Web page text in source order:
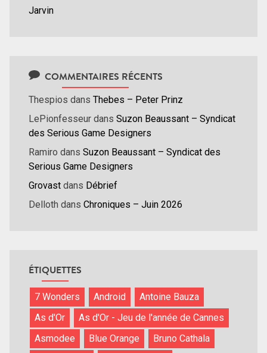
Jarvin
COMMENTAIRES RÉCENTS
Thespios dans Thebes – Peter Prinz
LePionfesseur dans Suzon Beaussant – Syndicat
des Serious Game Designers
Ramiro dans Suzon Beaussant – Syndicat des
Serious Game Designers
Grovast dans Débrief
Delloth dans Chroniques – Juin 2026
ÉTIQUETTES
7 Wonders Android
Antoine Bauza
As d'Or
As d'Or - Jeu de l'année de Cannes
Asmodee
Blue Orange Bruno Cathala